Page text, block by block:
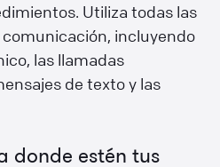
Utiliza todas las
incluyendo
las llamadas
de texto y las
donde estén tus